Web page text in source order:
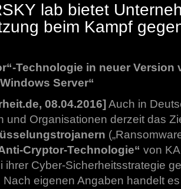
lab bietet
beim Kampf
Technologie in neuer Version
Server“
08.04.2016] Auch in
und Organisationen derzeit das
Cryptor-Technologie“ von
ihrer Cyber-Sicherheitsstrategie
Nach eigenen Angaben handelt es